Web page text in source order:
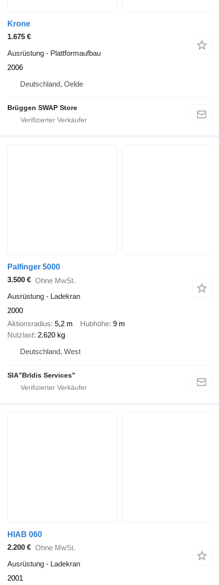
Krone
1.675 €
Ausrüstung - Plattformaufbau
2006
Deutschland, Oelde
Brüggen SWAP Store
Palfinger 5000
3.500 € Ohne MwSt.
Ausrüstung - Ladekran
2000
Aktionsradius 5,2 m Hubhöhe 9 m
Nutzlast 2.620 kg
Deutschland, West
SIA”Brīdis Services”
HIAB 060
2.200 € Ohne MwSt.
Ausrüstung - Ladekran
2001